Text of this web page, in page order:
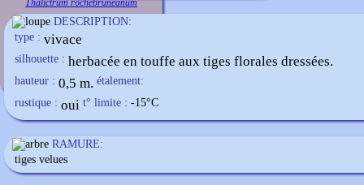
Thalictrum rochebruneanum
DESCRIPTION:
type : vivace
silhouette : herbacée en touffe aux tiges florales dressées.
hauteur : 0,5 m. étalement:
rustique : oui t° limite : -15°C
RAMURE:
tiges velues